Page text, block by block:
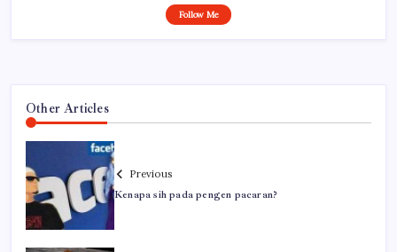
Follow Me
Other Articles
Previous
Kenapa sih pada pengen pacaran?